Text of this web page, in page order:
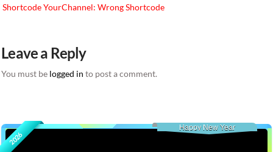
ShortcodeYourChannel: Wrong Shortcode
Leave a Reply
You must be logged in to post a comment.
2026
Happy New Year